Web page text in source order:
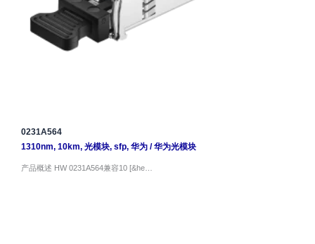
0231A564
1310nm, 10km, 光模块, sfp, 华为/华为光模块
产品概述 HW 0231A564兼容10 [&he…